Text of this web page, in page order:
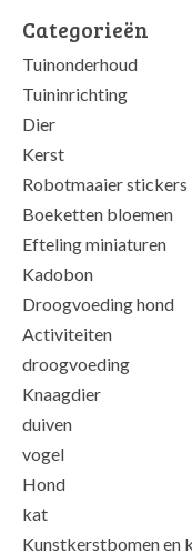
Categorieën
Tuinonderhoud
Tuininrichting
Dier
Kerst
Robotmaaier stickers
Boeketten bloemen
Efteling miniaturen
Kadobon
Droogvoeding hond
Activiteiten
droogvoeding
Knaagdier
duiven
vogel
Hond
kat
Kunstkerstbomen en